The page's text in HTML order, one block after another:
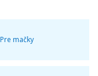
Pre mačky